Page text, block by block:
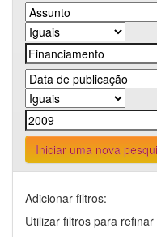
Iniciar uma nova
Adicionar filtros:
Utilizar filtros para